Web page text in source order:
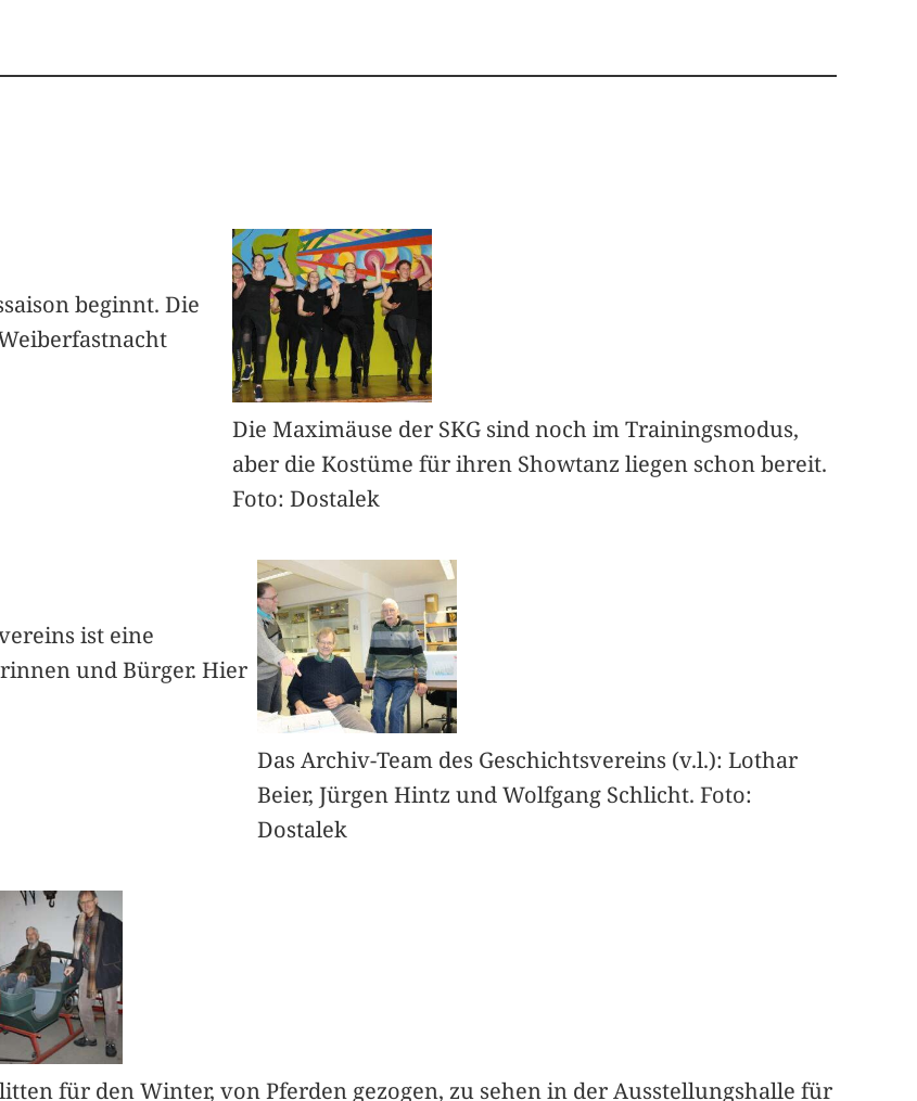
beginnt. Die
Die Maximäuse der SKG sind noch im Trainingsmodus,
aber die Kostüme für ihren Showtanz liegen schon bereit.
Foto: Dostalek
ist eine
und Bürger. Hier
Das Archiv-Team des Geschichtsvereins (v.l.): Lothar
Beier, Jürgen Hintz und Wolfgang Schlicht. Foto:
Dostalek
für den Winter, von Pferden gezogen, zu sehen in der Ausstellungshalle für